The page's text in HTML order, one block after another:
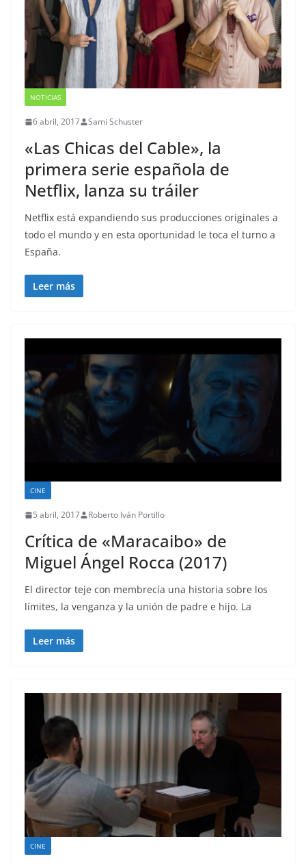
NOTICIAS
6 abril, 2017 Sami Schuster
«Las Chicas del Cable», la
primera serie española de
Netflix, lanza su tráiler
Netflix está expandiendo sus producciones originales a
todo el mundo y en esta oportunidad le toca el turno a
España.
Leer más
CINE
5 abril, 2017 Roberto Iván Portillo
Crítica de «Maracaibo» de
Miguel Ángel Rocca (2017)
El director teje con membrecía una historia sobre los
límites, la venganza y la unión de padre e hijo. La
Leer más
CINE